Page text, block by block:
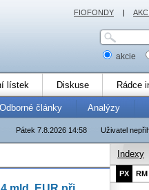
akcie
lístek Diskuse Rádce
Odborné články Analýzy
Uživatel
Pátek 7.8.2026 14:58
Indexy
PX RM
FIOFONDY |